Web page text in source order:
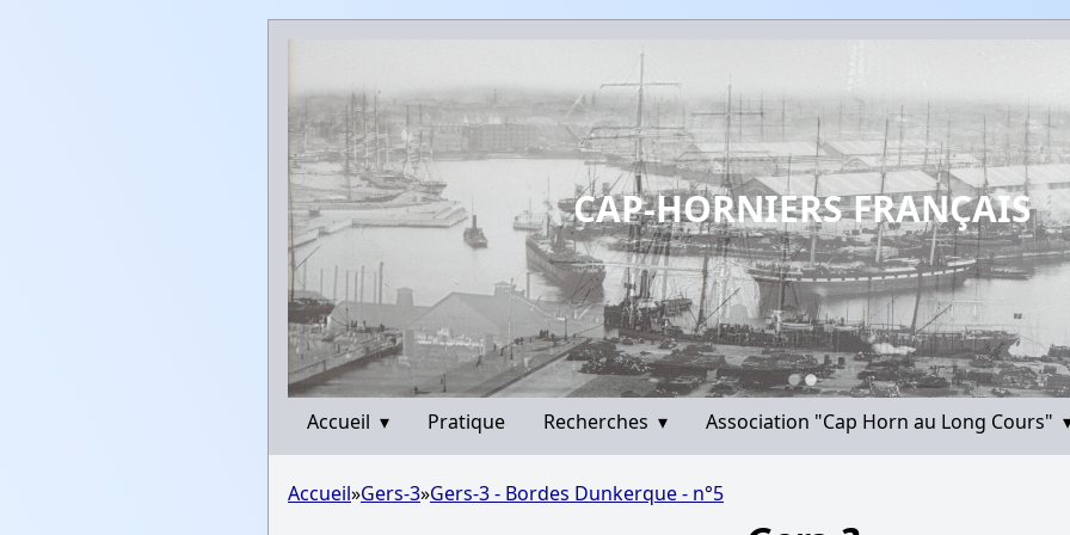
CAP-HORNIERS FRANÇAIS
Accueil ▾ Pratique Recherches ▾ Association "Cap Horn au Long Cours"
Accueil»Gers-3»Gers-3 - Bordes Dunkerque - n°5